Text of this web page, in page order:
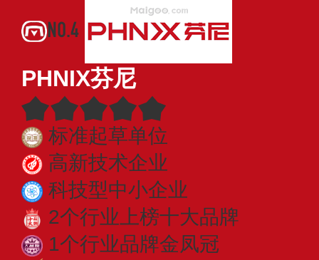
NO.4
PHNIX芬尼
标准起草单位
高新技术企业
科技型中小企业
2个行业上榜十大品牌
1个行业品牌金凤冠